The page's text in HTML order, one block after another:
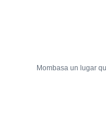
Mombasa un lugar